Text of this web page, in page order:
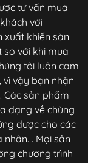
tư vấn mua
với
xuất khiến sản
với khi mua
tôi luôn cam
vậy bạn nhận
Các sản phẩm
dạng về chủng
được cho các
. Mọi sản
chương trình